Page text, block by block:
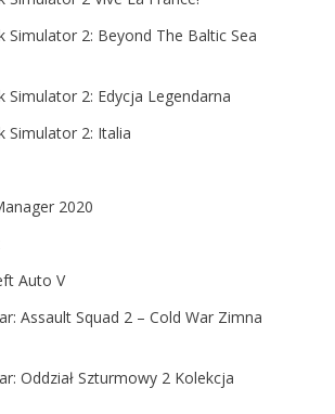
Simulator 2: Beyond The Baltic Sea
Simulator 2: Edycja Legendarna
Simulator 2: Italia
2020
Auto V
Assault Squad 2 – Cold War Zimna
Oddział Szturmowy 2 Kolekcja